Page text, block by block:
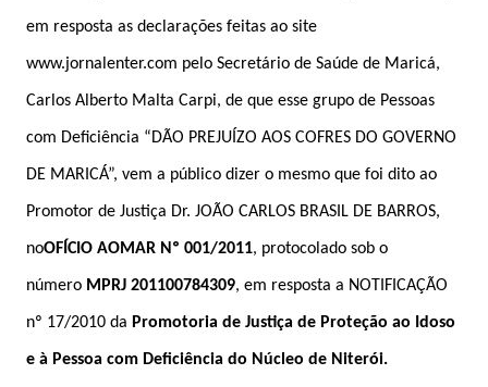
em resposta as declarações feitas ao site
www.jornalenter.com pelo Secretário de Saúde de Maricá,
Carlos Alberto Malta Carpi, de que esse grupo de Pessoas
com Deficiência “DÃO PREJUÍZO AOS COFRES DO GOVERNO
DE MARICÁ”, vem a público dizer o mesmo que foi dito ao
Promotor de Justiça Dr. JOÃO CARLOS BRASIL DE BARROS,
noOFÍCIO AOMAR Nº 001/2011, protocolado sob o
número MPRJ 201100784309, em resposta a NOTIFICAÇÃO
nº 17/2010 da Promotoria de Justiça de Proteção ao Idoso
e à Pessoa com Deficiência do Núcleo de Niterói.